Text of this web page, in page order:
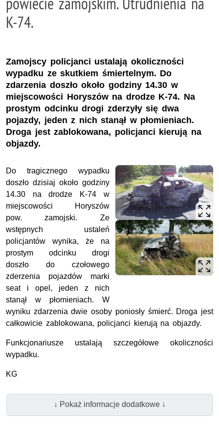
K-74.
Zamojscy policjanci ustalają okoliczności
wypadku ze skutkiem śmiertelnym. Do
zdarzenia doszło około godziny 14.30 w
miejscowości Horyszów na drodze K-74. Na
prostym odcinku drogi zderzyły się dwa
pojazdy, jeden z nich stanął w płomieniach.
Droga jest zablokowana, policjanci kierują na
objazdy.
Do tragicznego wypadku
doszło dzisiaj około godziny
14.30 na drodze K-74 w
miejscowości Horyszów
pow. zamojski. Ze
wstępnych ustaleń
policjantów wynika, że na
prostym odcinku drogi
doszło do czołowego
zderzenia pojazdów marki
seat i opel, jeden z nich
stanął w płomieniach. W
wyniku zdarzenia dwie osoby poniosły śmierć. Droga jest
całkowicie zablokowana, policjanci kierują na objazdy.
Funkcjonariusze ustalają szczegółowe okoliczności
wypadku.
KG
↓ Pokaż informacje dodatkowe ↓